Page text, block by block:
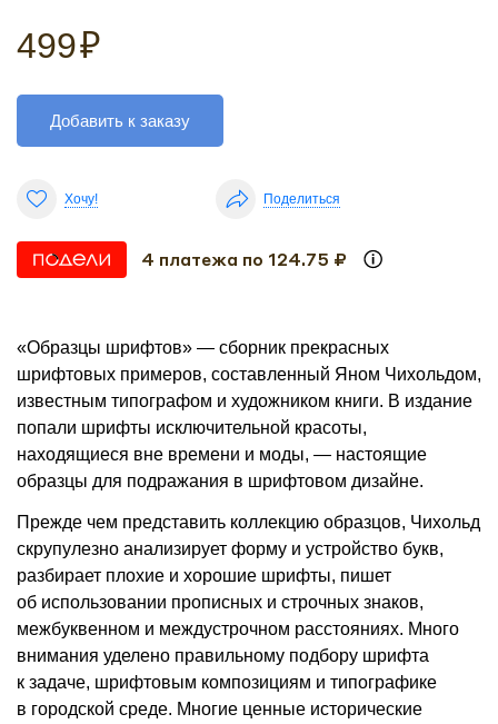
499₽
Добавить к заказу
Хочу! Поделиться
4 платежа по 124.75 ₽
«Образцы шрифтов» — сборник прекрасных
шрифтовых примеров, составленный Яном Чихольдом,
известным типографом и художником книги. В издание
попали шрифты исключительной красоты,
находящиеся вне времени и моды, — настоящие
образцы для подражания в шрифтовом дизайне.
Прежде чем представить коллекцию образцов, Чихольд
скрупулезно анализирует форму и устройство букв,
разбирает плохие и хорошие шрифты, пишет
об использовании прописных и строчных знаков,
межбуквенном и междустрочном расстояниях. Много
внимания уделено правильному подбору шрифта
к задаче, шрифтовым композициям и типографике
в городской среде. Многие ценные исторические